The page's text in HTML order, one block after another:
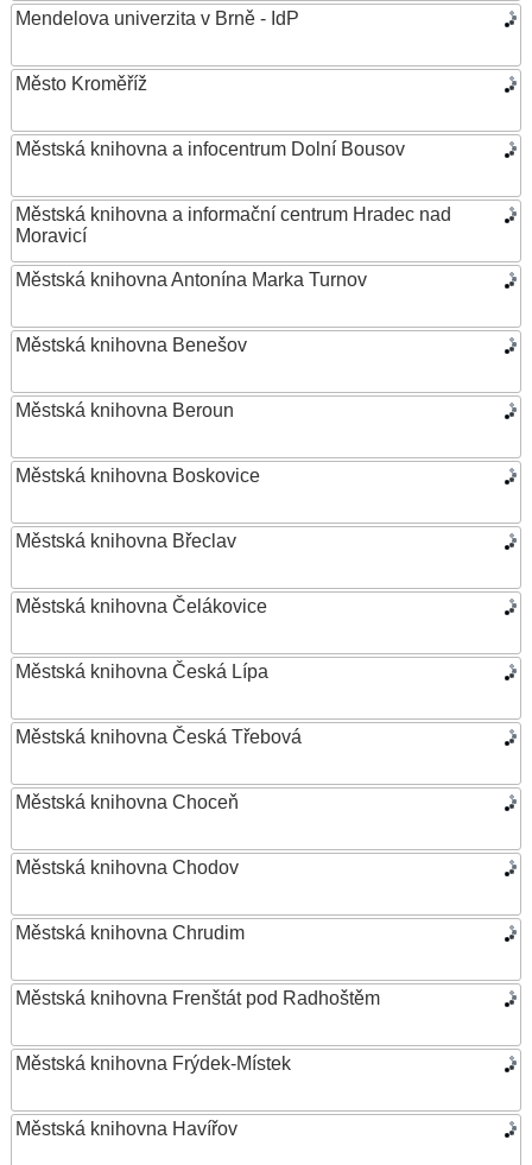
Mendelova univerzita v Brně - IdP
Město Kroměříž
Městská knihovna a infocentrum Dolní Bousov
Městská knihovna a informační centrum Hradec nad
Moravicí
Městská knihovna Antonína Marka Turnov
Městská knihovna Benešov
Městská knihovna Beroun
Městská knihovna Boskovice
Městská knihovna Břeclav
Městská knihovna Čelákovice
Městská knihovna Česká Lípa
Městská knihovna Česká Třebová
Městská knihovna Choceň
Městská knihovna Chodov
Městská knihovna Chrudim
Městská knihovna Frenštát pod Radhoštěm
Městská knihovna Frýdek-Místek
Městská knihovna Havířov